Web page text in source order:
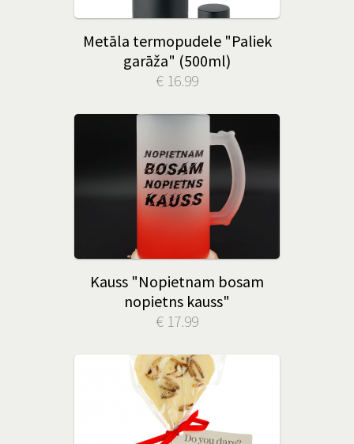
Metāla termopudele "Paliek
garāža" (500ml)
€ 16.99
Kauss "Nopietnam bosam
nopietns kauss"
€ 17.99